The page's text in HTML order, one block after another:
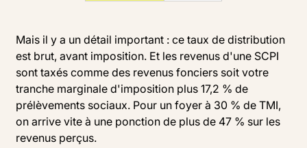
Mais il y a un détail important : ce taux de distribution
est brut, avant imposition. Et les revenus d'une SCPI
sont taxés comme des revenus fonciers soit votre
tranche marginale d'imposition plus 17,2 % de
prélèvements sociaux. Pour un foyer à 30 % de TMI,
on arrive vite à une ponction de plus de 47 % sur les
revenus perçus.